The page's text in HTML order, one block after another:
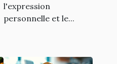
l'expression
personnelle et le...